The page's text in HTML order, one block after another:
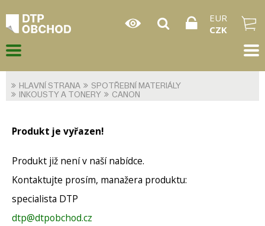
EUR
CZK
HLAVNÍ STRANA
SPOTŘEBNÍ MATERIÁLY
INKOUSTY A TONERY
CANON
Produkt je vyřazen!
Produkt již není v naší nabídce.
Kontaktujte prosím, manažera produktu:
specialista DTP
dtp@dtpobchod.cz